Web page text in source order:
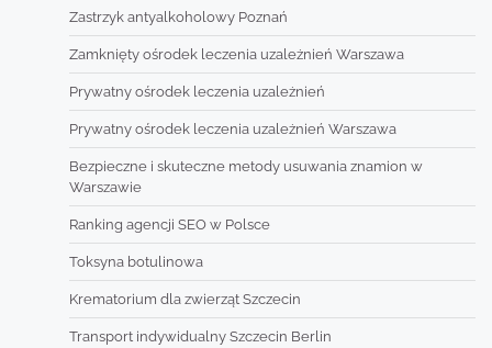
Zastrzyk antyalkoholowy Poznań
Zamknięty ośrodek leczenia uzależnień Warszawa
Prywatny ośrodek leczenia uzależnień
Prywatny ośrodek leczenia uzależnień Warszawa
Bezpieczne i skuteczne metody usuwania znamion w
Warszawie
Ranking agencji SEO w Polsce
Toksyna botulinowa
Krematorium dla zwierząt Szczecin
Transport indywidualny Szczecin Berlin